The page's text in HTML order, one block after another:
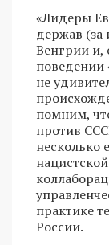
«Лидеры
держав (за
Венгрии и,
поведении
не
помним,
против
несколько
практике
России.